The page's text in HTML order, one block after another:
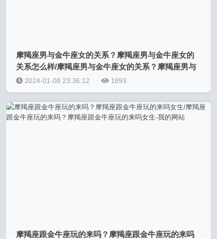
摩羯座男与金牛座女的关系？摩羯座男与金牛座女的
关系怎么样/摩羯座男与金牛座女的关系？摩羯座男与
金牛座女的关系怎么样-我的网站
2024-01-08 23:36:12 1893
摩羯座跟金牛座玩的来吗？摩羯座跟金牛座玩的来吗